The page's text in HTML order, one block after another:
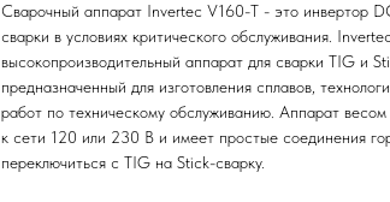
Сварочный аппарат Invertec V160-T - это инвертор
сварки в условиях критического обслуживания.
высокопроизводительный аппарат для сварки TIG и
предназначенный для изготовления сплавов,
работ по техническому обслуживанию. Аппарат
к сети 120 или 230 В и имеет простые соединения
переключиться с TIG на Stick-сварку.